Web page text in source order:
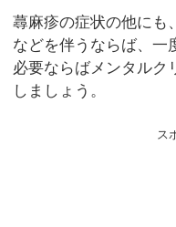
蕁麻疹の症状の他にも
などを伴うならば、一
必要ならばメンタルク
しましょう。
ス